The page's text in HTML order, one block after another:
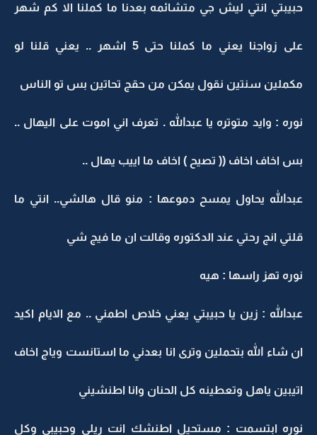
حبيبتي انتي ليش جي متشائمه بعدنا ما كملنا الا كم شهر
على زواجنا يعني ما كملنا حتى 5 اشهر .. يعني قلنا لو
مكملين سنتين نقول يمكن من حقج تحاتين بس تو الناس
نوره : وايد متوتره يا عبدالله . تعرف اني اموت على اليهال ..
بس اخاف اخاف (( تصيح ) اخاف ما اييب يهال ..
عبدالله يحاول يمسح دموعها : منو قال هالشي.. انتي ما
قلتي انج رحتي عند الدكتوره وقالت ان ما فيج شي
نوره تهز راسها : هيه
عبدالله : زين يا حبيبتي يعني خلاص اطمني .. مع الايام اكيد
ان شاء الله بتحملين وترى انا بعدني ما استانست وياج اخاف
اتيبين ياهل وتعطينه كل الحنان وانا اطنشيني
نوره ابتسمت : مستحيل اطنشك انت ريلي وحبيبي وكل